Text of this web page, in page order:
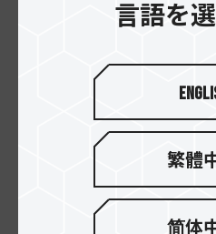
の高速転送
PCIeチャンネルを通じて
を遥かに超える速度を実現
TEAMGROUPのELITE
読み書き速度約100MB/s）
SDXC V90（最大読み書
較して、APEX SD7.1はそ
の高速性能を向上し、高
ックアップ・ゲーム用の
言語を
繁體
简体